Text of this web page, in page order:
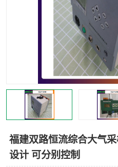
福建双路恒流综合大气
设计 可分别控制
便携式水质采样器
便携式超声波明渠流量计
LB-4200高锰酸盐指数仪
烟尘烟气设备
粉尘设备
新宇宙仪器